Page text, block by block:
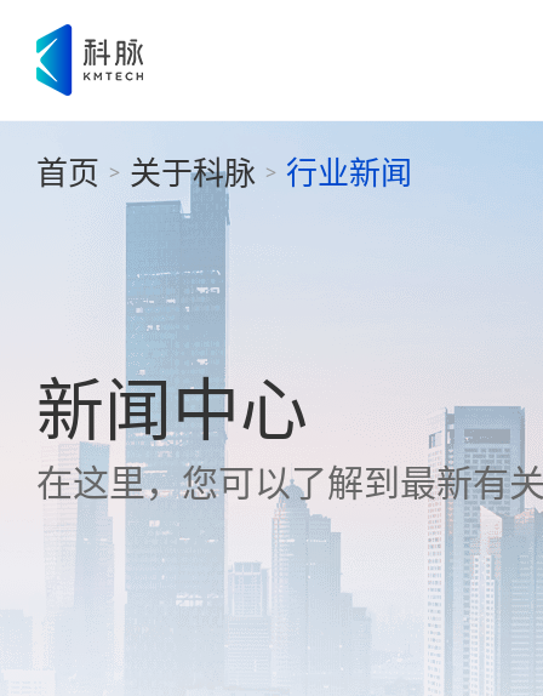
首页 > 关于科脉 > 行业新闻
新闻中心
在这里，您可以了解到最新有